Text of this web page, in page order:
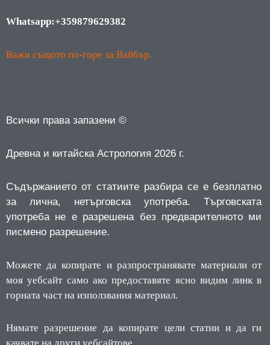
Whatsapp:+359879629382
Важи същото по-горе за Вайбър.
Всички права запазени ©
Древна и китайска Астрология 2026 г.
Съдържанието от статиите разбира се е безплатно
за лична, нетърговска употреба.
Търговската
употреба не е разрешена без предварителното ми
писмено разрешение.
Можете да копирате и разпространявате материали от
моя уебсайт само ако предоставяте ясно видим линк в
горната част на използвания материал.
Нямате разрешение да копирате цели статии и да ги